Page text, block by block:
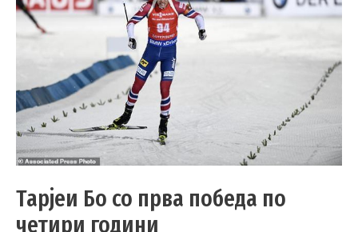
Тарјеи Бо со прва победа по
четири години